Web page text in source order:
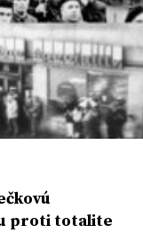
k
proti totalite